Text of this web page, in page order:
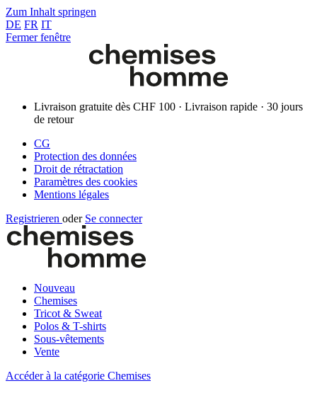
Zum Inhalt springen
DE FR IT
Fermer fenêtre
Livraison gratuite dès CHF 100 · Livraison rapide · 30 jours
de retour
CG
Protection des données
Droit de rétractation
Paramètres des cookies
Mentions légales
Registrieren oder Se connecter
Nouveau
Chemises
Tricot & Sweat
Polos & T-shirts
Sous-vêtements
Vente
Accéder à la catégorie Chemises